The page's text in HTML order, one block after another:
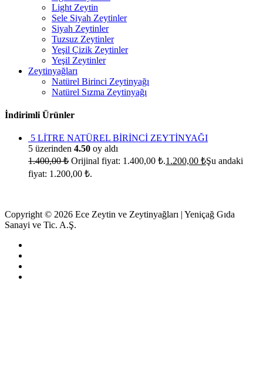
Light Zeytin
Sele Siyah Zeytinler
Siyah Zeytinler
Tuzsuz Zeytinler
Yeşil Çizik Zeytinler
Yeşil Zeytinler
Zeytinyağları
Natürel Birinci Zeytinyağı
Natürel Sızma Zeytinyağı
İndirimli Ürünler
5 LİTRE NATÜREL BİRİNCİ ZEYTİNYAĞI
5 üzerinden 4.50 oy aldı
1.400,00₺ Orijinal fiyat: 1.400,00 ₺.1.200,00 ₺Şu andaki
fiyat: 1.200,00 ₺.
Copyright © 2026 Ece Zeytin ve Zeytinyağları | Yeniçağ Gıda
Sanayi ve Tic. A.Ş.